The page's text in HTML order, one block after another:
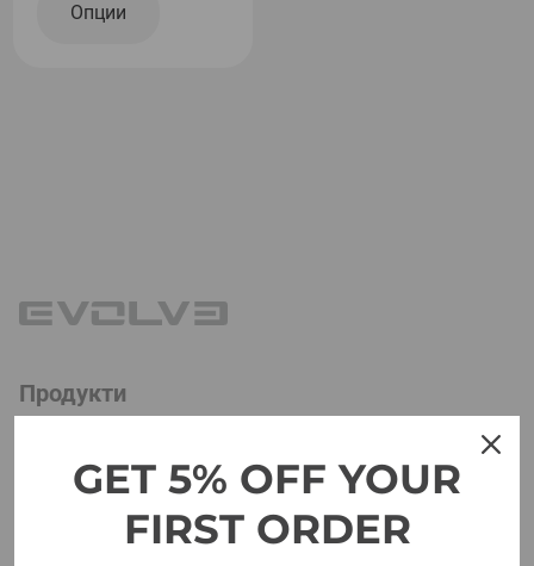
Опции
Продукти
Селектирани машини
Машини със зареждане на плочи
GET 5% OFF YOUR
FIRST ORDER